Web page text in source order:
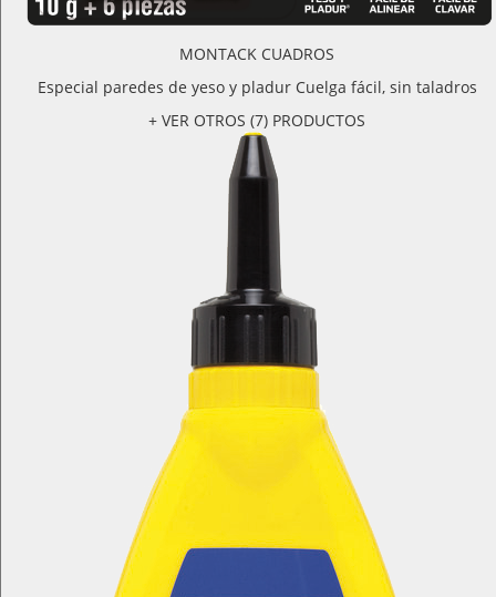
MONTACK CUADROS
Especial paredes de yeso y pladur Cuelga fácil, sin taladros
+ VER OTROS (7) PRODUCTOS